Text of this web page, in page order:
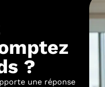
?
une réponse